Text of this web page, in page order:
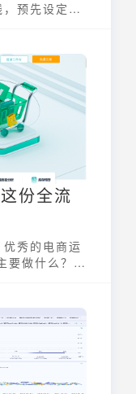
预先设定，
常情况。设置
点，既要避
也要防止因阈
份全流
秀的电商运
要做什么？它
程管理。本
个方面，让你
。